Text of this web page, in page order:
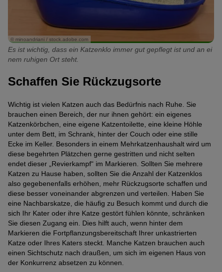
© minoandriani / stock.adobe.com
Es ist wichtig, dass ein Katzenklo immer gut gepflegt ist und an ei
nem ruhigen Ort steht.
Schaffen Sie Rückzugsorte
Wichtig ist vielen Katzen auch das Bedürfnis nach Ruhe. Sie
brauchen einen Bereich, der nur ihnen gehört: ein eigenes
Katzenkörbchen, eine eigene Katzentoilette, eine kleine Höhle
unter dem Bett, im Schrank, hinter der Couch oder eine stille
Ecke im Keller. Besonders in einem Mehrkatzenhaushalt wird um
diese begehrten Plätzchen gerne gestritten und nicht selten
endet dieser „Revierkampf“ im Markieren. Sollten Sie mehrere
Katzen zu Hause haben, sollten Sie die Anzahl der Katzenklos
also gegebenenfalls erhöhen, mehr Rückzugsorte schaffen und
diese besser voneinander abgrenzen und verteilen. Haben Sie
eine Nachbarskatze, die häufig zu Besuch kommt und durch die
sich Ihr Kater oder ihre Katze gestört fühlen könnte, schränken
Sie diesen Zugang ein. Dies hilft auch, wenn hinter dem
Markieren die Fortpflanzungsbereitschaft Ihrer unkastrierten
Katze oder Ihres Katers steckt. Manche Katzen brauchen auch
einen Sichtschutz nach draußen, um sich im eigenen Haus von
der Konkurrenz absetzen zu können.